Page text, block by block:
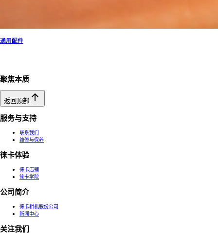
通用配件
聚焦本质
返回顶部
服务与支持
联系我们
维修与保养
徕卡体验
徕卡店铺
徕卡学院
公司简介
徕卡相机股份公司
新闻中心
关注我们